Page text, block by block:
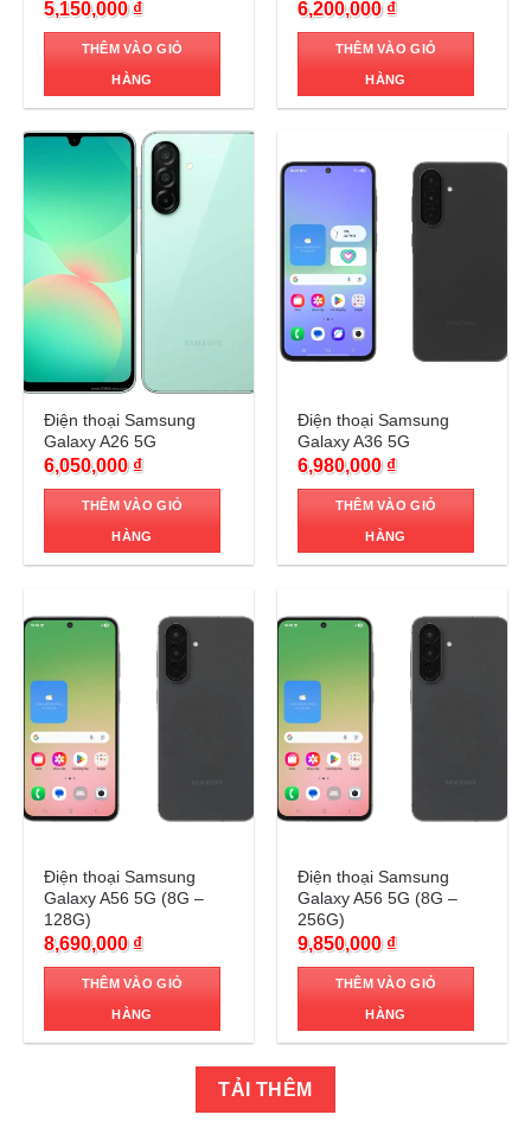
5,150,000 ₫
THÊM VÀO GIỎ
HÀNG
6,200,000 ₫
THÊM VÀO GIỎ
HÀNG
Trả góp 0%
Điện thoại Samsung
Galaxy A26 5G
6,050,000 ₫
THÊM VÀO GIỎ
HÀNG
Điện thoại Samsung
Galaxy A36 5G
6,980,000 ₫
THÊM VÀO GIỎ
HÀNG
Điện thoại Samsung
Galaxy A56 5G (8G –
128G)
8,690,000 ₫
THÊM VÀO GIỎ
HÀNG
Điện thoại Samsung
Galaxy A56 5G (8G –
256G)
9,850,000 ₫
THÊM VÀO GIỎ
HÀNG
TẢI THÊM